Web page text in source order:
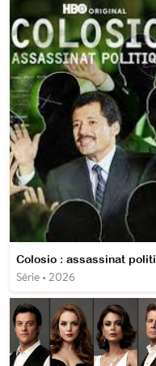
Série • 2026